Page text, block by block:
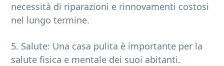
necessità di riparazioni e rinnovamenti costosi
nel lungo termine.
5. Salute: Una casa pulita è importante per la
salute fisica e mentale dei suoi abitanti.